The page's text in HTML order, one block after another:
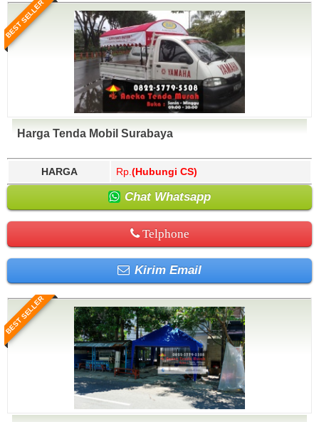
BEST SELLER
Harga Tenda Mobil Surabaya
HARGA Rp. (Hubungi CS)
Chat Whatsapp
Telphone
Kirim Email
BEST SELLER